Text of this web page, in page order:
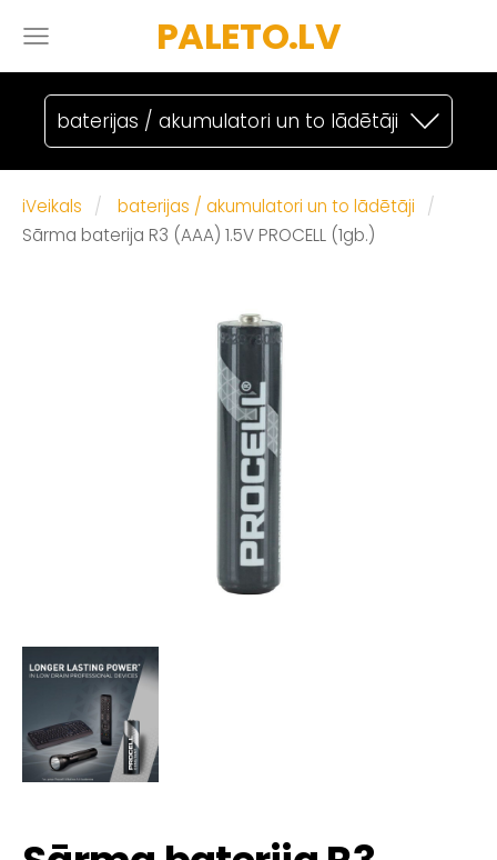
PALETO.LV
baterijas / akumulatori un to lādētāji
iVeikals
baterijas / akumulatori un to lādētāji
Sārma baterija R3 (AAA) 1.5V PROCELL (1gb.)